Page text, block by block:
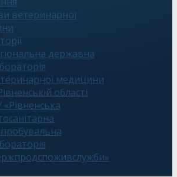
ветеринарної
державна
медицини
області
«Рівненська